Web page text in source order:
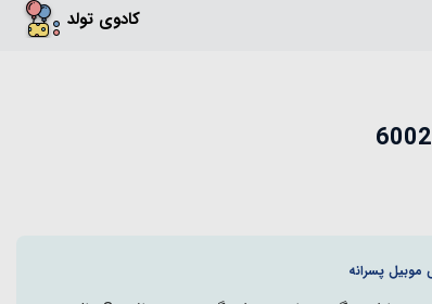
کادوی تولد
موبیل پسرانه